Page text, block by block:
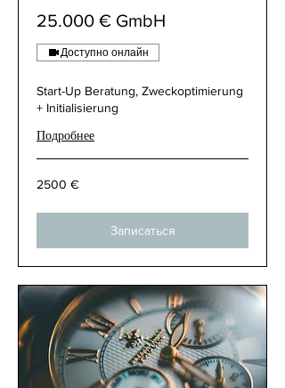
25.000 € GmbH
Доступно онлайн
Start-Up Beratung, Zweckoptimierung
+ Initialisierung
Подробнее
2500
€
2500 €
Записаться